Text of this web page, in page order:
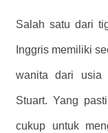
Salah satu dari
Inggris memiliki
wanita dari usia
Stuart. Yang
cukup untuk